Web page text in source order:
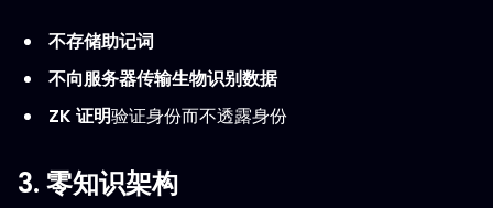
不存储助记词
不向服务器传输生物识别数据
ZK 证明验证身份而不透露身份
3. 零知识架构